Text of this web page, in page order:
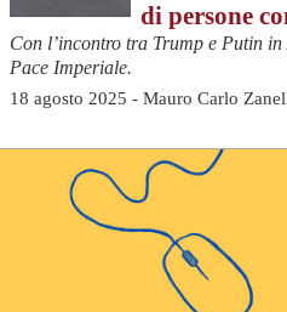
di persone
Con l’incontro tra Trump e Putin
Pace Imperiale.
18 agosto 2025 - Mauro Carlo